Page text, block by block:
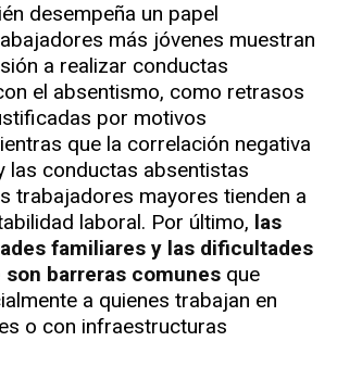
desempeña un papel
más jóvenes muestran
a realizar conductas
el absentismo, como retrasos
por motivos
que la correlación negativa
las conductas absentistas
trabajadores mayores tienden a
laboral. Por último, las
familiares y las dificultades
barreras comunes que
a quienes trabajan en
o con infraestructuras